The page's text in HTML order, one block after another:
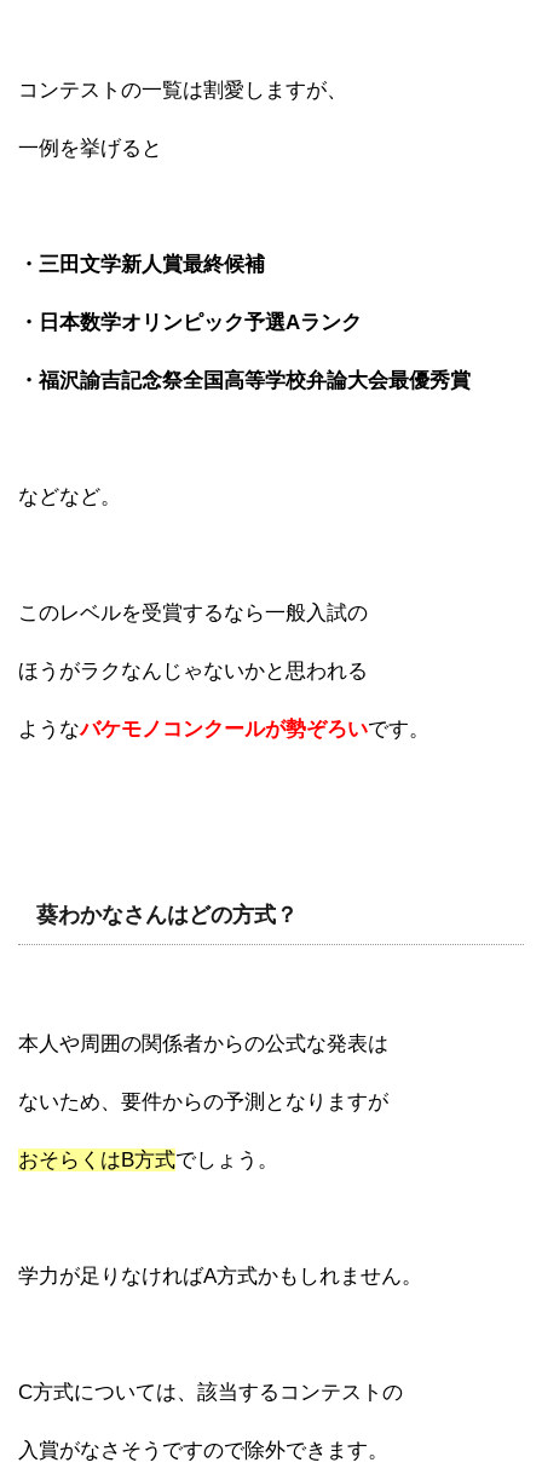
コンテストの一覧は割愛しますが、
一例を挙げると
・三田文学新人賞最終候補
・日本数学オリンピック予選Aランク
・福沢諭吉記念祭全国高等学校弁論大会最優秀賞
などなど。
このレベルを受賞するなら一般入試の
ほうがラクなんじゃないかと思われる
ようなバケモノコンクールが勢ぞろいです。
葵わかなさんはどの方式？
本人や周囲の関係者からの公式な発表は
ないため、要件からの予測となりますが
おそらくはB方式でしょう。
学力が足りなければA方式かもしれません。
C方式については、該当するコンテストの
入賞がなさそうですので除外できます。